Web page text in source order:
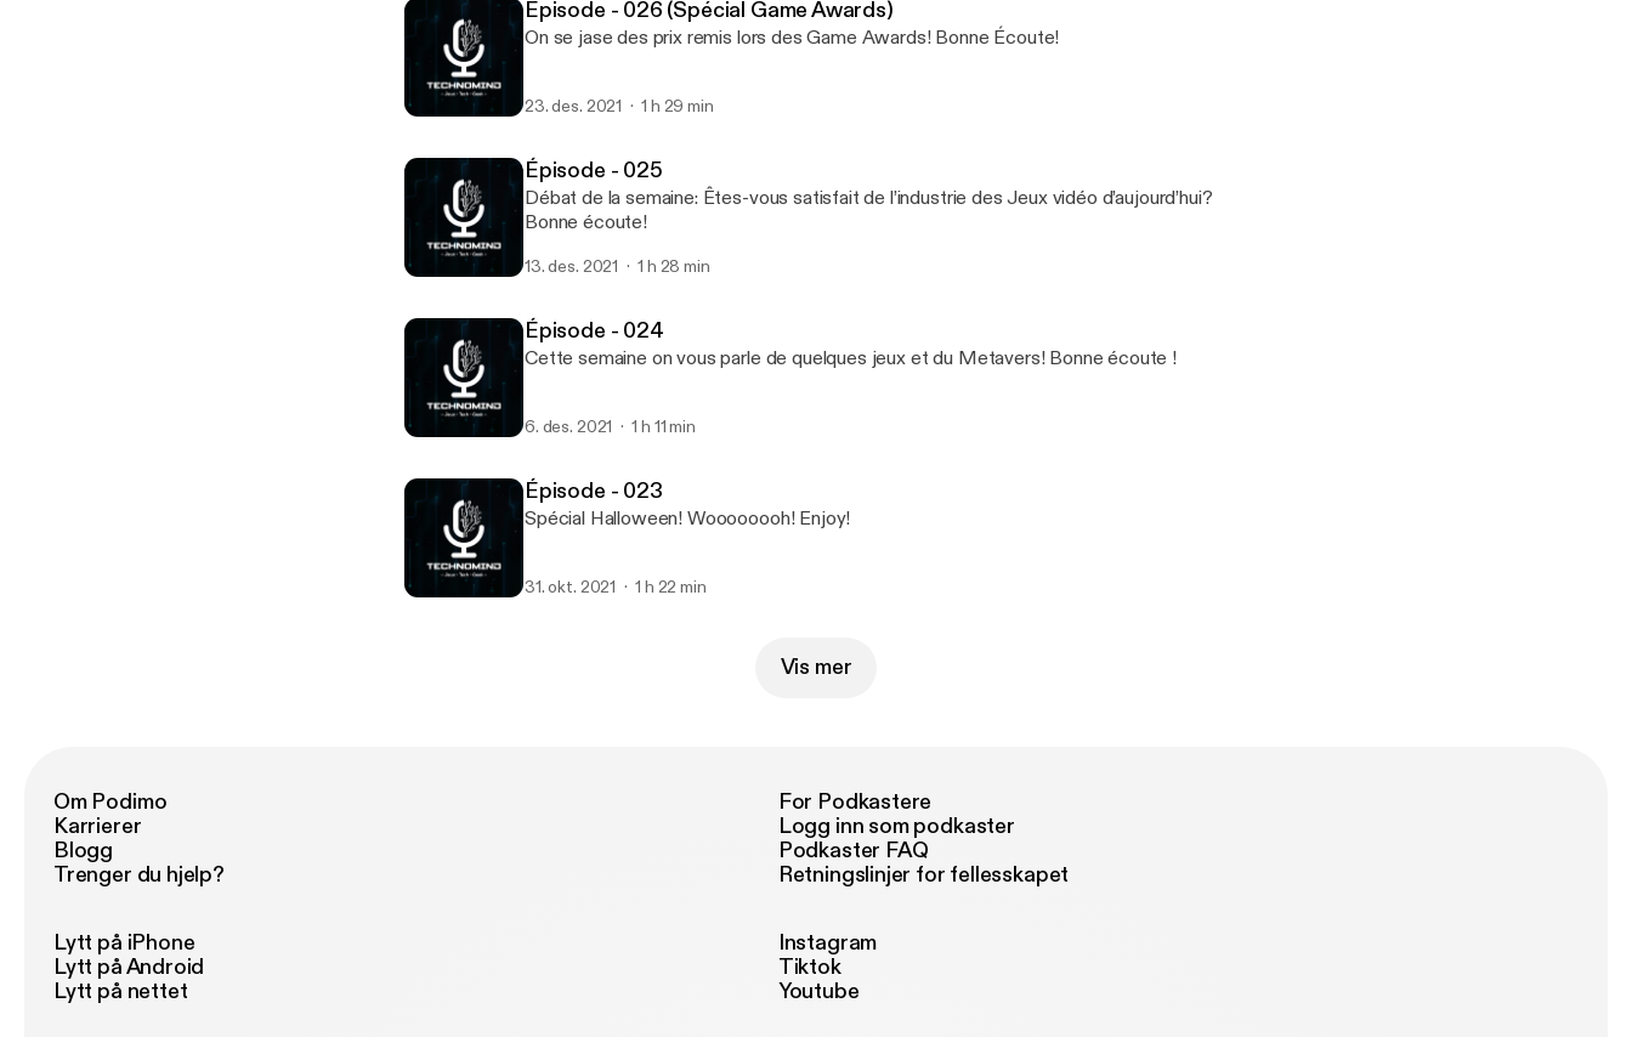
Épisode - 026 (Spécial Game Awards)
On se jase des prix remis lors des Game Awards! Bonne Écoute!
23. des. 2021 1 h 29 min
Épisode - 025
Débat de la semaine: Êtes-vous satisfait de l’industrie des Jeux vidéo d’aujourd’hui?
Bonne écoute!
13. des. 2021 1 h 28 min
Épisode - 024
Cette semaine on vous parle de quelques jeux et du Metavers! Bonne écoute !
6. des. 2021 1 h 11 min
Épisode - 023
Spécial Halloween! Woooooooh! Enjoy!
31. okt. 2021 1 h 22 min
Vis mer
Om Podimo
Karrierer
Blogg
Trenger du hjelp?
For Podkastere
Logg inn som podkaster
Podkaster FAQ
Retningslinjer for fellesskapet
Lytt på iPhone
Lytt på Android
Lytt på nettet
Instagram
Tiktok
Youtube